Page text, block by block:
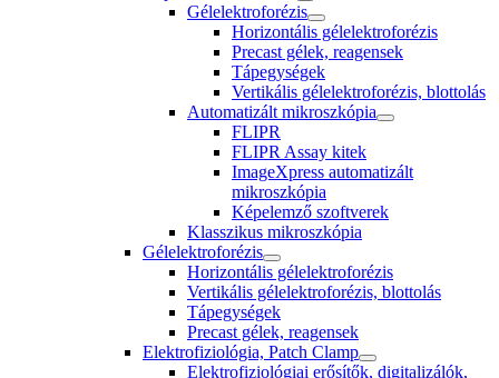
Gélelektroforézis
Horizontális gélelektroforézis
Precast gélek, reagensek
Tápegységek
Vertikális gélelektroforézis, blottolás
Automatizált mikroszkópia
FLIPR
FLIPR Assay kitek
ImageXpress automatizált
mikroszkópia
Képelemző szoftverek
Klasszikus mikroszkópia
Gélelektroforézis
Horizontális gélelektroforézis
Vertikális gélelektroforézis, blottolás
Tápegységek
Precast gélek, reagensek
Elektrofiziológia, Patch Clamp
Elektrofiziológiai erősítők, digitalizálók,